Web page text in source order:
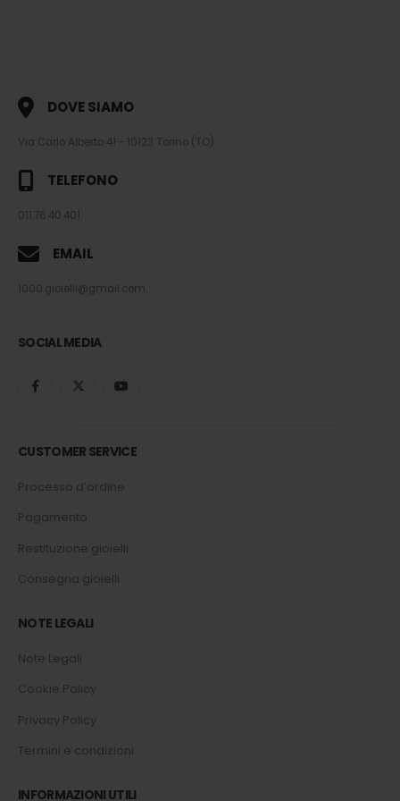
DOVE SIAMO
Via Carlo Alberto 41 - 10123 Torino (TO)
TELEFONO
011.76.40.401
EMAIL
1000.gioielli@gmail.com
SOCIAL MEDIA
CUSTOMER SERVICE
Processo d’ordine
Pagamento
Restituzione gioielli
Consegna gioielli
NOTE LEGALI
Note Legali
Cookie Policy
Privacy Policy
Termini e condizioni
INFORMAZIONI UTILI